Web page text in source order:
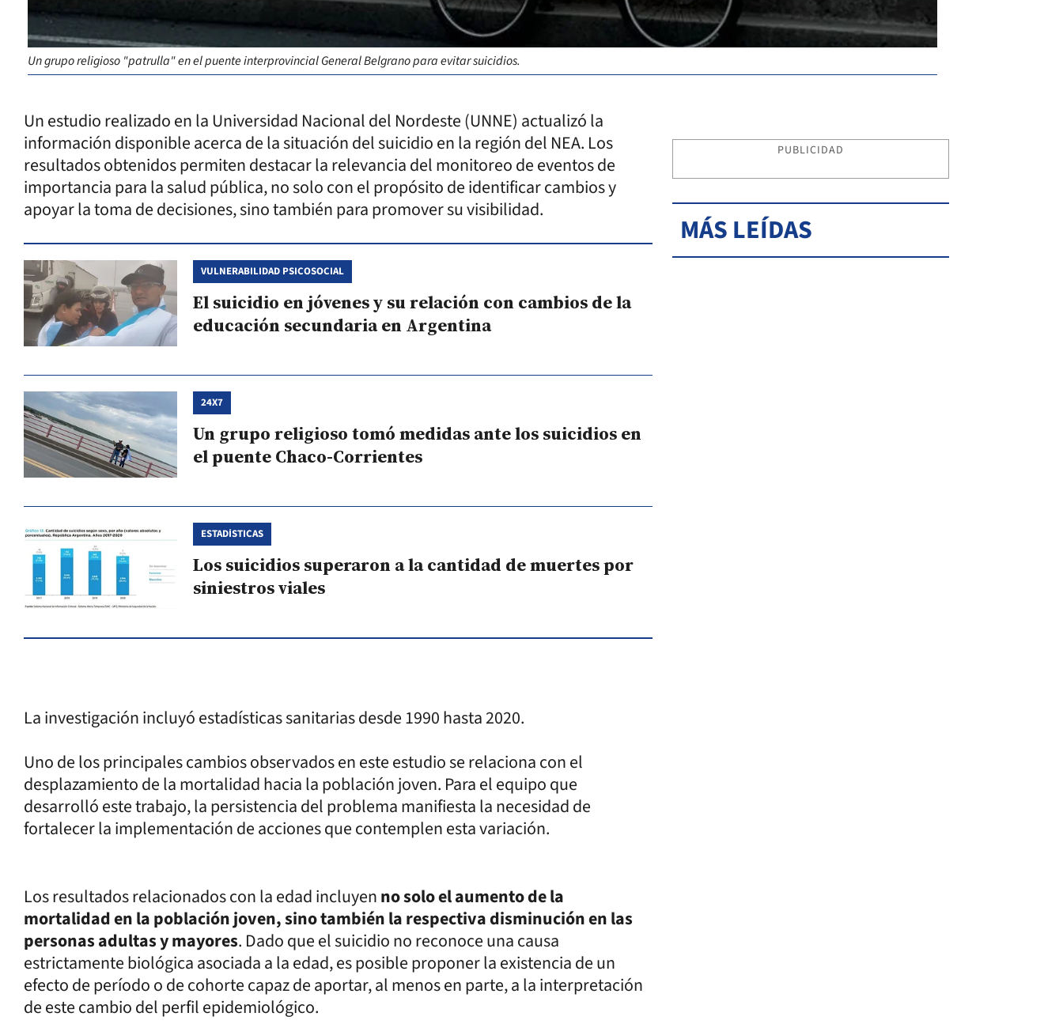
Un grupo religioso "patrulla" en el puente interprovincial General Belgrano para evitar suicidios.
Un estudio realizado en la Universidad Nacional del Nordeste (UNNE) actualizó la
información disponible acerca de la situación del suicidio en la región del NEA. Los
resultados obtenidos permiten destacar la relevancia del monitoreo de eventos de
importancia para la salud pública, no solo con el propósito de identificar cambios y
apoyar la toma de decisiones, sino también para promover su visibilidad.
VULNERABILIDAD PSICOSOCIAL
El suicidio en jóvenes y su relación con cambios de la
educación secundaria en Argentina
24X7
Un grupo religioso tomó medidas ante los suicidios en
el puente Chaco-Corrientes
ESTADÍSTICAS
Los suicidios superaron a la cantidad de muertes por
siniestros viales
La investigación incluyó estadísticas sanitarias desde 1990 hasta 2020.
Uno de los principales cambios observados en este estudio se relaciona con el
desplazamiento de la mortalidad hacia la población joven. Para el equipo que
desarrolló este trabajo, la persistencia del problema manifiesta la necesidad de
fortalecer la implementación de acciones que contemplen esta variación.
Los resultados relacionados con la edad incluyenno solo el aumento de la
mortalidad en la población joven, sino también la respectiva disminución en las
personas adultas y mayores. Dado que el suicidio no reconoce una causa
estrictamente biológica asociada a la edad, es posible proponer la existencia de un
efecto de período o de cohorte capaz de aportar, al menos en parte, a la interpretación
de este cambio del perfil epidemiológico.
PUBLICIDAD
MÁS LEÍDAS